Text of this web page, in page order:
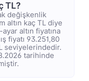
TL?
değişkenlik
altın kaç TL diye
altın fiyatına
fiyatı 93.251,80
seviyelerindedir.
tarihinde